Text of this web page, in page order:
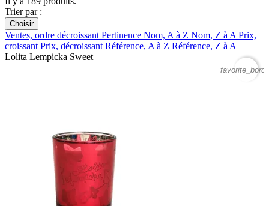
Trier par :
Choisir
Ventes, ordre décroissant Pertinence Nom, A à Z Nom, Z à A Prix,
croissant Prix, décroissant Référence, A à Z Référence, Z à A
Lolita Lempicka Sweet